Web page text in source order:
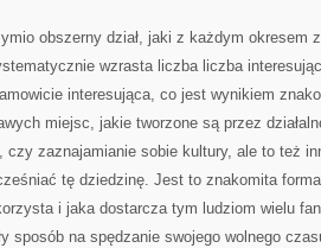
obszerny dział, jaki z każdym okresem
wzrasta liczba liczba
interesująca, co jest wynikiem
miejsc, jakie tworzone są przez
czy zaznajamianie sobie kultury, ale to też
tę dziedzinę. Jest to znakomita
i jaka dostarcza tym ludziom wielu
sposób na spędzanie swojego wolnego